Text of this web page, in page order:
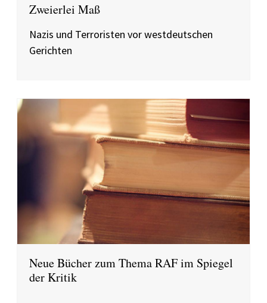
Zweierlei Maß
Nazis und Terroristen vor westdeutschen
Gerichten
Neue Bücher zum Thema RAF im Spiegel
der Kritik